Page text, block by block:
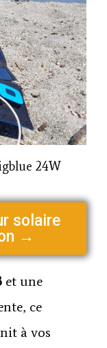
24W
solaire
→
et une
ce
à vos